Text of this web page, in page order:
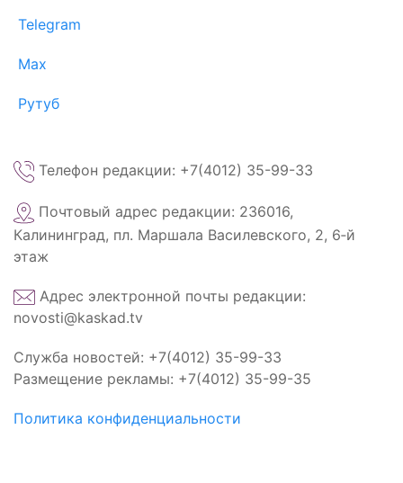
Telegram
Max
Рутуб
Телефон редакции: +7(4012) 35-99-33
Почтовый адрес редакции: 236016,
Калининград, пл. Маршала Василевского, 2, 6‑й
этаж
Адрес электронной почты редакции:
novosti@kaskad.tv
Служба новостей: +7(4012) 35-99-33
Размещение рекламы: +7(4012) 35-99-35
Политика конфиденциальности